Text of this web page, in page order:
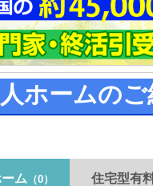
ホームの
ム （0） 住宅型有